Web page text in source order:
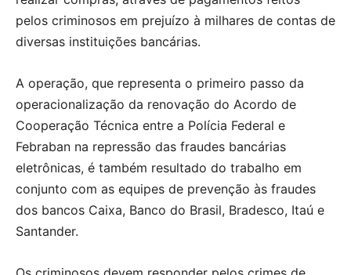
pelos criminosos em prejuízo à milhares de contas de
diversas instituições bancárias.
A operação, que representa o primeiro passo da
operacionalização da renovação do Acordo de
Cooperação Técnica entre a Polícia Federal e
Febraban na repressão das fraudes bancárias
eletrônicas, é também resultado do trabalho em
conjunto com as equipes de prevenção às fraudes
dos bancos Caixa, Banco do Brasil, Bradesco, Itaú e
Santander.